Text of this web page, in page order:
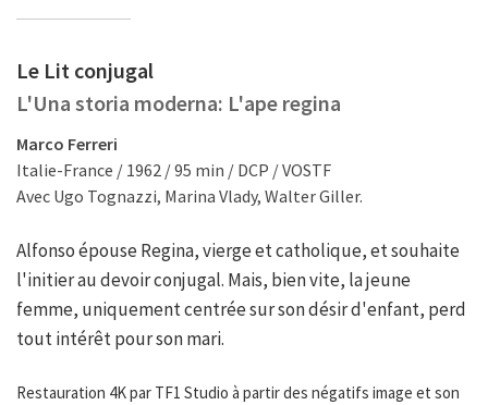
Le Lit conjugal
L'Una storia moderna: L'ape regina
Marco Ferreri
Italie-France / 1962 / 95 min / DCP / VOSTF
Avec Ugo Tognazzi, Marina Vlady, Walter Giller.
Alfonso épouse Regina, vierge et catholique, et souhaite
l'initier au devoir conjugal. Mais, bien vite, la jeune
femme, uniquement centrée sur son désir d'enfant, perd
tout intérêt pour son mari.
Restauration 4K par TF1 Studio à partir des négatifs image et son